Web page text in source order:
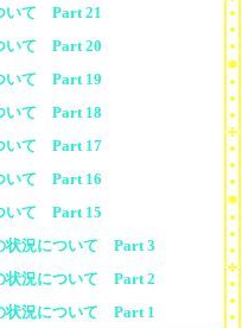
いて Part 21
いて Part 20
いて Part 19
いて Part 18
いて Part 17
いて Part 16
いて Part 15
状況について Part 3
状況について Part 2
状況について Part 1